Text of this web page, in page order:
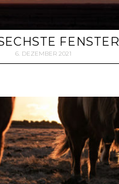
FENSTER
6. DEZEMBER 2021